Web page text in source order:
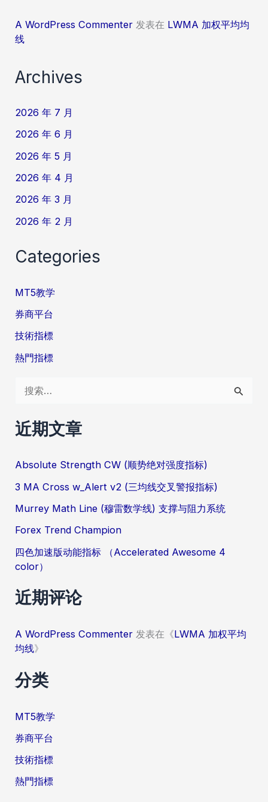
A WordPress Commenter 发表在 LWMA 加权平均均
线
Archives
2026 年 7 月
2026 年 6 月
2026 年 5 月
2026 年 4 月
2026 年 3 月
2026 年 2 月
Categories
MT5教学
券商平台
技術指標
熱門指標
：
近期文章
Absolute Strength CW (顺势绝对强度指标)
3 MA Cross w_Alert v2 (三均线交叉警报指标)
Murrey Math Line (穆雷数学线) 支撑与阻力系统
Forex Trend Champion
四色加速版动能指标 （Accelerated Awesome 4
color）
近期评论
A WordPress Commenter 发表在《LWMA 加权平均
均线》
分类
MT5教学
券商平台
技術指標
熱門指標